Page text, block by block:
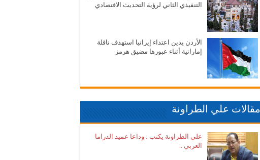
التنفيذي الثاني لرؤية التحديث الاقتصادي
الأردن يدين اعتداء إيرانيا استهدف ناقلة
إماراتية أثناء عبورها مضيق هرمز
مقالات علي الطراونة
علي الطراونة يكتب : وداعا عميد الدراما
العربي ..